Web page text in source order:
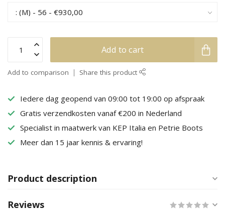
Add to cart
Add to comparison Share this product
Iedere dag geopend van 09:00 tot 19:00 op afspraak
Gratis verzendkosten vanaf €200 in Nederland
Specialist in maatwerk van KEP Italia en Petrie Boots
Meer dan 15 jaar kennis & ervaring!
Product description
Reviews